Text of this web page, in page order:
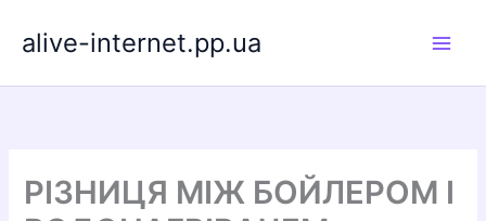
alive-internet.pp.ua
РІЗНИЦЯ МІЖ БОЙЛЕРОМ І